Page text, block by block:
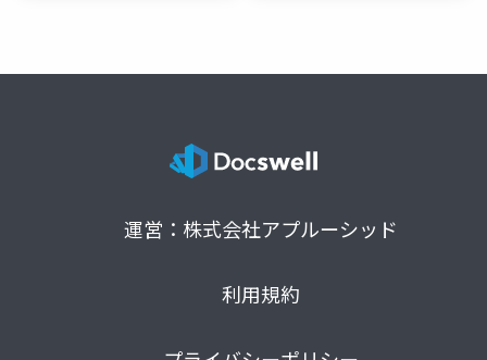
運営：株式会社アプルーシッド
利用規約